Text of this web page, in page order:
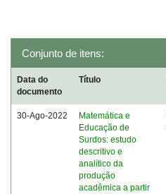
Conjunto de itens:
Data do
documento
Título
30-Ago-2022
Matemática e
Educação de
Surdos: estudo
descritivo e
analítico da
produção
acadêmica a partir